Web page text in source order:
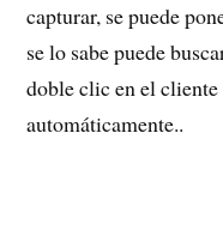
capturar, se puede
se lo sabe puede
doble clic en el cliente
automáticamente..